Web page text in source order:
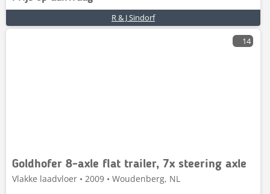
R & J Sindorf
14
Goldhofer 8-axle flat trailer, 7x steering axle
Vlakke laadvloer • 2009 • Woudenberg, NL